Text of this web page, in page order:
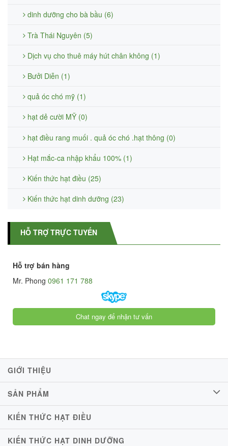
dinh dưỡng cho bà bầu (6)
Trà Thái Nguyên (5)
Dịch vụ cho thuê máy hút chân không (1)
Bưởi Diễn (1)
quả óc chó mỹ (1)
hạt dẻ cười MỸ (0)
hạt điều rang muối . quả óc chó .hạt thông (0)
Hạt mắc-ca nhập khẩu 100% (1)
Kiến thức hạt điều (25)
Kiến thức hạt dinh dưỡng (23)
HỖ TRỢ TRỰC TUYẾN
Hỗ trợ bán hàng
Mr. Phong 0961 171 788
Chat ngay để nhận tư vấn
GIỚI THIỆU
SẢN PHẨM
KIẾN THỨC HẠT ĐIỀU
KIẾN THỨC HẠT DINH DƯỠNG